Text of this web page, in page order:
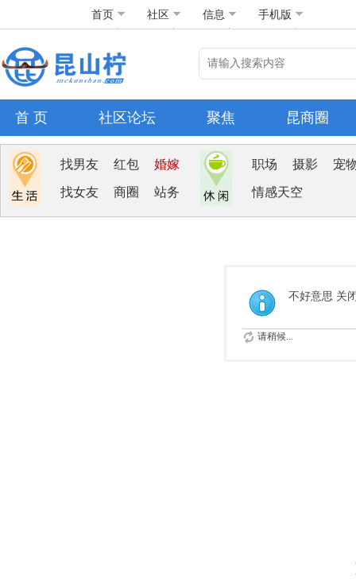
首页 社区 信息 手机版
首 页 社区论坛 聚焦 昆商圈
找男友 红包 婚嫁
找女友 商圈 站务
职场 摄影 宠
情感天空
不好意思 关
请稍候...